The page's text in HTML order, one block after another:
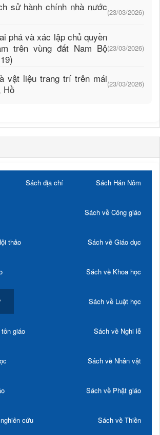
sử hành chính nhà nước(23/03/2026)
phá và xác lập chủ quyền
trên vùng đất Nam Bộ(23/03/2026)
vật liệu trang trí trên mái
Hồ
(23/03/2026)
Sách địa chí Sách Hán Nôm
Sách về Công giáo
thảo Sách về Giáo dục
Sách về Khoa học
Sách về Luật học
giáo Sách về Nghi lễ
Sách về Nhân vật
Sách về Phật giáo
cứu Sách về Thiền